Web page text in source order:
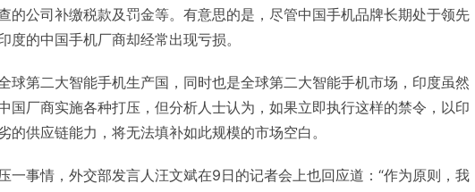
的公司补缴税款及罚金等。有意思的是，尽管中国手机品牌长期处于领先
度的中国手机厂商却经常出现亏损。
球第二大智能手机生产国，同时也是全球第二大智能手机市场，印度虽然
国厂商实施各种打压，但分析人士认为，如果立即执行这样的禁令，以印
的供应链能力，将无法填补如此规模的市场空白。
一事情，外交部发言人汪文斌在9日的记者会上也回应道：“作为原则，我